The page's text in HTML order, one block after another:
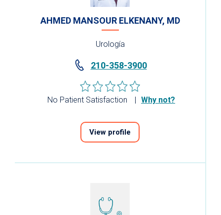
AHMED MANSOUR ELKENANY, MD
Urología
210-358-3900
No Patient Satisfaction Why not?
View profile